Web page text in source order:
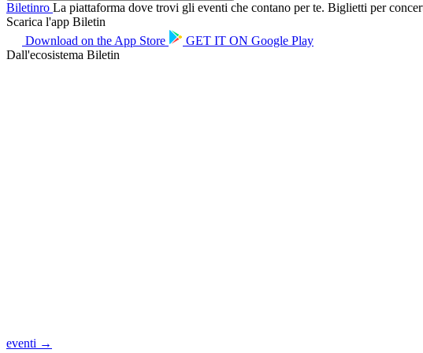
Biletinro La piattaforma dove trovi gli eventi che contano per te. Biglietti per
Scarica l'app Biletin
Download on the App Store GET IT ON Google Play
Dall'ecosistema Biletin
eventi →